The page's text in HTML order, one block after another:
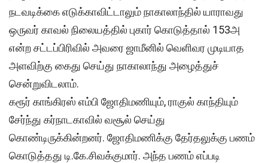
நடவடிக்கை எடுக்காவிட்டாலும் நாகாலாந்தில் யாராவது
ஒருவர் காவல் நிலையத்தில் புகார் கொடுத்தால் 153அ
என்ற சட்டப்பிரிவில் அவரை ஜாமீனில் வெளிவர முடியாத
அளவிற்கு கைது செய்து நாகாலாந்து அழைத்துச்
சென்றுவிடலாம்.
கரூர் காங்கிரஸ் எம்பி ஜோதிமணியும், ராகுல் காந்தியும்
சேர்ந்து கர்நாடகாவில் வசூல் செய்து
கொண்டிருக்கின்றனர். ஜோதிமணிக்கு தேர்தலுக்கு பணம்
கொடுத்தது டி.கே.சிவக்குமார். அந்த பணம் எப்படி